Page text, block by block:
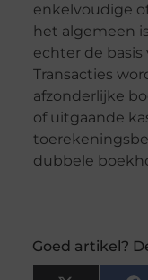
enkelvoudige
het algemeen
echter de
Transacties
afzonderlijke
of uitgaande
dubbele
Goed artikel?